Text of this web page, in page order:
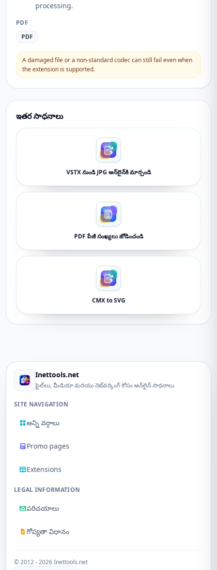
processing.
PDF
PDF
A damaged file or a non-standard codec can still fail even when
the extension is supported.
ఇతర సాధనాలు
VSTX నుండి JPG ఆన్‌లైన్‌కి మార్చండి
PDF పేజీ సంఖ్యలు జోడించండి
CMX to SVG
Inettools.net
ఫైల్‌లు, మీడియా మరియు నెట్‌వర్కింగ్ కోసం ఆన్‌లైన్ సాధనాలు
SITE NAVIGATION
అన్ని వర్గాలు
Promo pages
Extensions
LEGAL INFORMATION
పరిచయాలు
గోప్యతా విధానం
© 2012 - 2026 Inettools.net